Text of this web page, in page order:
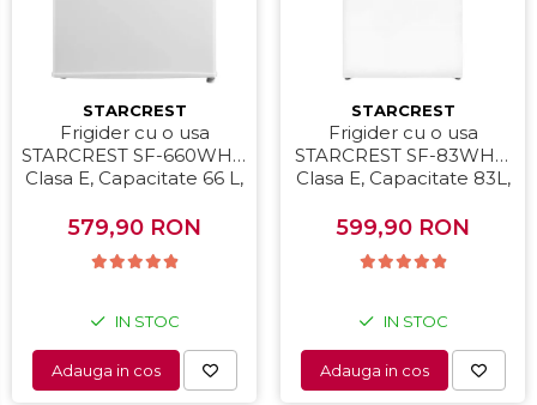
STARCREST
Frigider cu o usa
STARCREST SF-660WHT,
Clasa E, Capacitate 66 L,
579,90 RON
IN STOC
Adauga in cos
STARCREST
Frigider cu o usa
STARCREST SF-83WHE,
Clasa E, Capacitate 83L,
Compartiment gheata, H
85 cm, Alb
599,90 RON
IN STOC
Adauga in cos